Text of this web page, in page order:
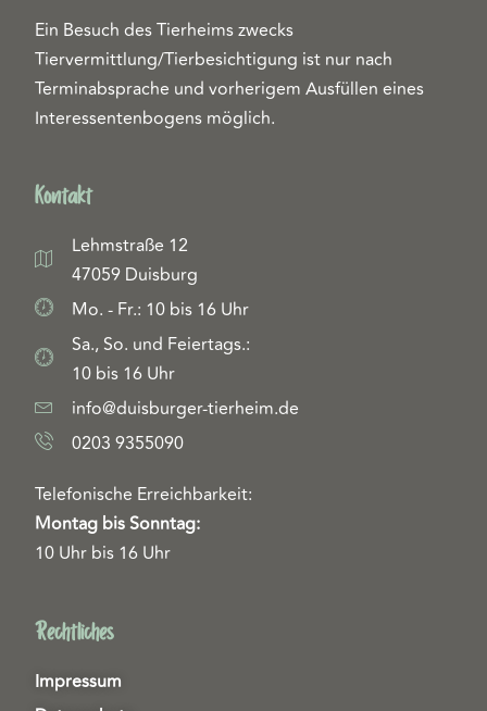
Ein Besuch des Tierheims zwecks
Tiervermittlung/Tierbesichtigung ist nur nach
Terminabsprache und vorherigem Ausfüllen eines
Interessentenbogens möglich.
Kontakt
Lehmstraße 12
47059 Duisburg
Mo. - Fr.: 10 bis 16 Uhr
Sa., So. und Feiertags.:
10 bis 16 Uhr
info@duisburger-tierheim.de
0203 9355090
Telefonische Erreichbarkeit:
Montag bis Sonntag:
10 Uhr bis 16 Uhr
Rechtliches
Impressum